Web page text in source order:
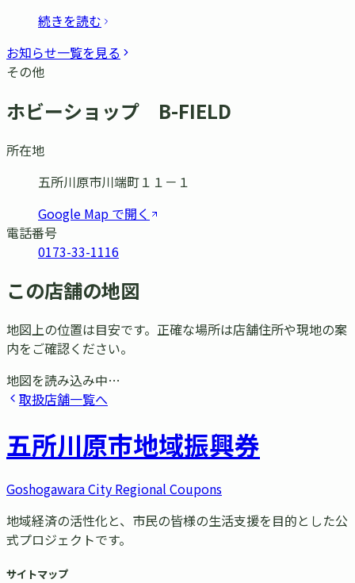
続きを読む
お知らせ一覧を見る
その他
ホビーショップ B-FIELD
所在地
五所川原市川端町１１－１
Google Map で開く
電話番号
0173-33-1116
この店舗の地図
地図上の位置は目安です。正確な場所は店舗住所や現地の案
内をご確認ください。
地図を読み込み中…
取扱店舗一覧へ
五所川原市地域振興券
Goshogawara City Regional Coupons
地域経済の活性化と、市民の皆様の生活支援を目的とした公
式プロジェクトです。
サイトマップ